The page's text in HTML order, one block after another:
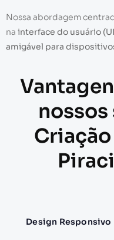
Nossa abordagem
na interface do usuário
amigável para
Design Responsivo